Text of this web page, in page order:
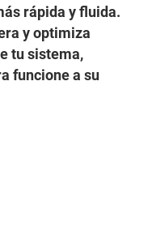
rápida y fluida.
y optimiza
tu sistema,
funcione a su